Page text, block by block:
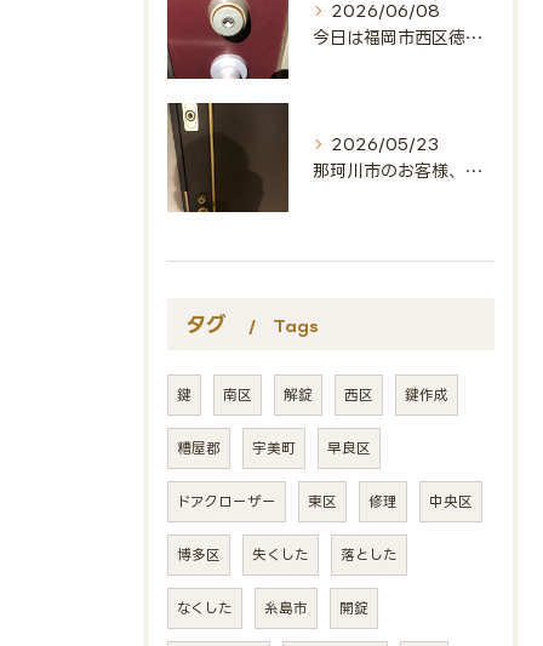
2026/06/08
今日は福岡市西区徳永北にお邪魔しました🔑
2026/05/23
那珂川市のお客様、ありがとうございました🔑
タグ Tags
鍵 南区 解錠 西区 鍵作成
糟屋郡 宇美町 早良区
ドアクローザー 東区 修理 中央区
博多区 失くした 落とした
なくした 糸島市 開錠